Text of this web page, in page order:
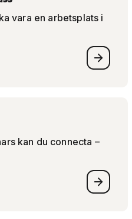
vara en arbetsplats i
kan du connecta –